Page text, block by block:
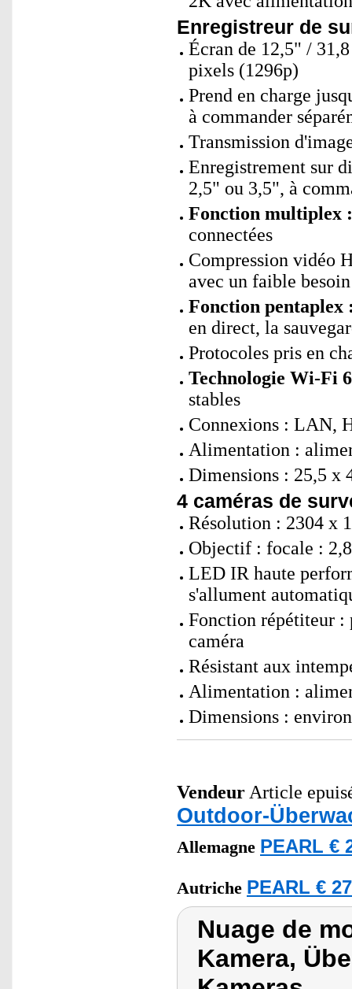
Enregistreur de
Écran de 12,5" /
pixels (1296p)
Prend en charge
à commander
Transmission
Enregistrement sur
2,5" ou 3,5", à
Fonction multiplex :
connectées
Compression vidéo
avec un faible
Fonction pentaplex
en direct, la
Protocoles pris en
Technologie Wi-Fi
stables
Connexions : LAN,
Alimentation :
Dimensions : 25,5 x
4 caméras de
Résolution : 2304 x
Objectif : focale :
LED IR haute
s'allument
Fonction répétiteur :
caméra
Résistant aux
Alimentation :
Dimensions :
Vendeur Article
Outdoor-
Allemagne PEARL €
Autriche PEARL €
Nuage de
Kamera,